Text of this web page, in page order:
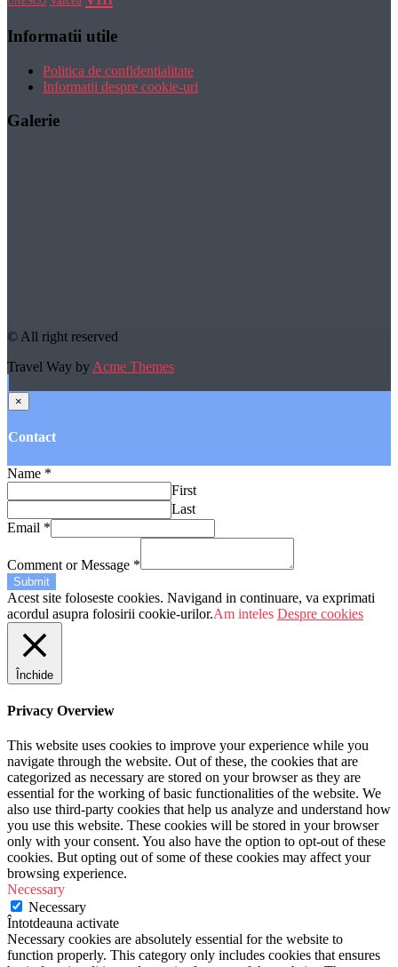
Informatii utile
Politica de confidentialitate
Informatii despre cookie-uri
Galerie
© All right reserved
Travel Way by Acme Themes
×
Contact
Name *
First
Last
Email *
Comment or Message *
Submit
Acest site foloseste cookies. Navigand in continuare, va exprimati
acordul asupra folosirii cookie-urilor.Am inteles Despre cookies
Închide
Privacy Overview
This website uses cookies to improve your experience while you
navigate through the website. Out of these, the cookies that are
categorized as necessary are stored on your browser as they are
essential for the working of basic functionalities of the website. We
also use third-party cookies that help us analyze and understand how
you use this website. These cookies will be stored in your browser
only with your consent. You also have the option to opt-out of these
cookies. But opting out of some of these cookies may affect your
browsing experience.
Necessary
Necessary
Întotdeauna activate
Necessary cookies are absolutely essential for the website to
function properly. This category only includes cookies that ensures